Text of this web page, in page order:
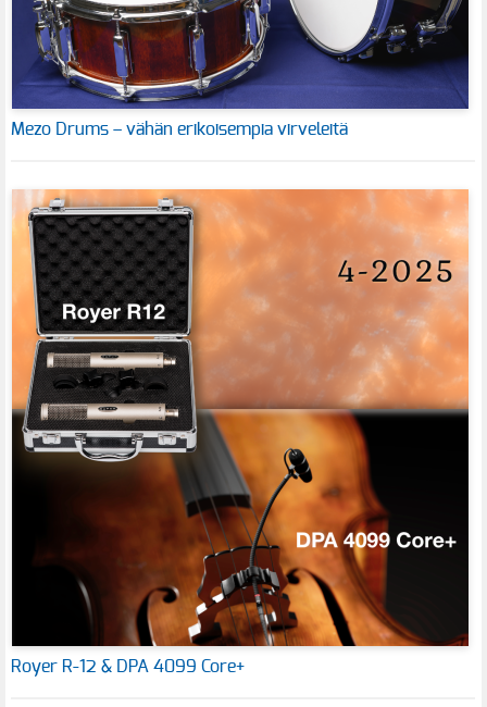
Mezo Drums – vähän erikoisempia virveleitä
Royer R-12 & DPA 4099 Core+